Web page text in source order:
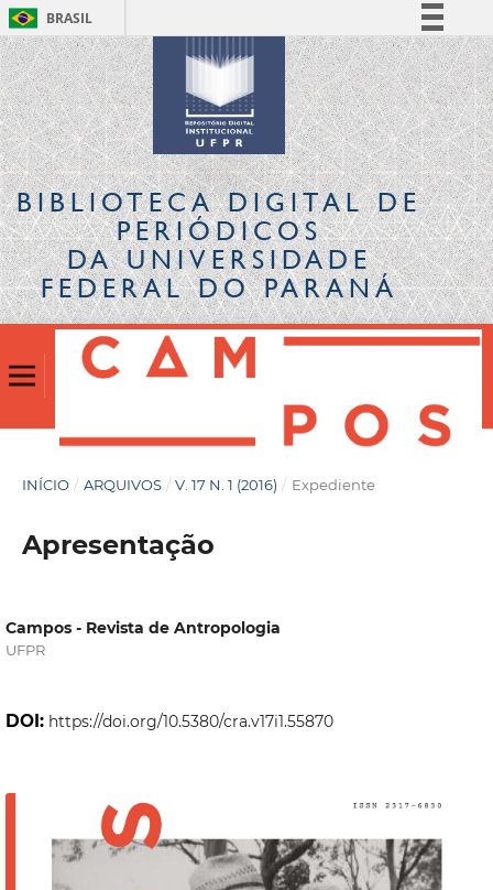
BRASIL
Simplifique!
Comunica BR
Participe
Acesso à informação
Legislação
Canais
BIBLIOTECA DIGITALDE
PERIÓDICOS
DA UNIVERSIDADE
FEDERAL DO PARANÁ
INÍCIO / ARQUIVOS / V. 17 N. 1 (2016) / Expediente
Apresentação
Campos - Revista de Antropologia
UFPR
DOI: https://doi.org/10.5380/cra.v17i1.55870